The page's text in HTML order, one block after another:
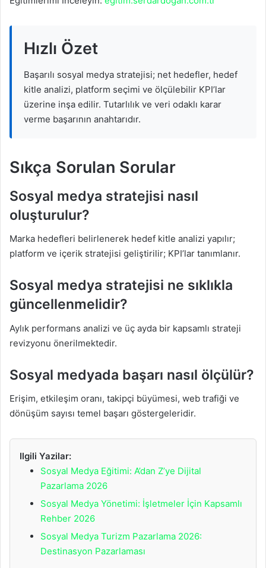
Hızlı Özet
Başarılı sosyal medya stratejisi; net hedefler, hedef
kitle analizi, platform seçimi ve ölçülebilir KPI’lar
üzerine inşa edilir. Tutarlılık ve veri odaklı karar
verme başarının anahtarıdır.
Sıkça Sorulan Sorular
Sosyal medya stratejisi nasıl
oluşturulur?
Marka hedefleri belirlenerek hedef kitle analizi yapılır;
platform ve içerik stratejisi geliştirilir; KPI’lar tanımlanır.
Sosyal medya stratejisi ne sıklıkla
güncellenmelidir?
Aylık performans analizi ve üç ayda bir kapsamlı strateji
revizyonu önerilmektedir.
Sosyal medyada başarı nasıl ölçülür?
Erişim, etkileşim oranı, takipçi büyümesi, web trafiği ve
dönüşüm sayısı temel başarı göstergeleridir.
Ilgili Yazilar:
Sosyal Medya Eğitimi: A’dan Z’ye Dijital
Pazarlama 2026
Sosyal Medya Yönetimi: İşletmeler İçin Kapsamlı
Rehber 2026
Sosyal Medya Turizm Pazarlama 2026:
Destinasyon Pazarlaması